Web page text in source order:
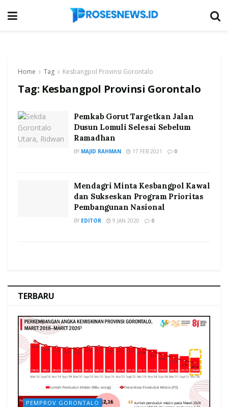
Home Tag Kesbangpol Provinsi Gorontalo
Tag: Kesbangpol Provinsi Gorontalo
Pemkab Gorut Targetkan Jalan
Dusun Lomuli Selesai Sebelum
Ramadhan
BY MAJID RAHMAN 17 FEB 2021 0
Mendagri Minta Kesbangpol Kawal
dan Sukseskan Program Prioritas
Pembangunan Nasional
BY EDITOR 9 JAN 2020 0
TERBARU
PEMPROV GORONTALO